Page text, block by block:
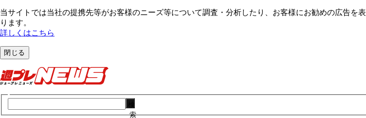
当サイトでは当社の提携先等がお客様のニーズ等について調査・分析したり、お客様にお勧めの広告を
ります。
詳しくはこちら
閉じる
索